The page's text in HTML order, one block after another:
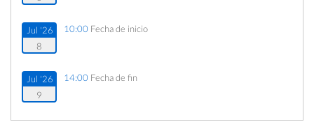
Jul '26
8
10:00 Fecha de inicio
Jul '26
9
14:00 Fecha de fin